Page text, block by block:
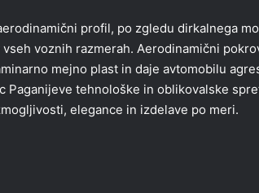
profil, po zgledu dirkalnega
voznih razmerah. Aerodinamični
mejno plast in daje avtomobilu
Paganijeve tehnološke in oblikovalske
elegance in izdelave po meri.